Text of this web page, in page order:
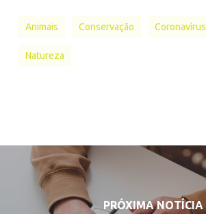
Animais Conservação Coronavírus
Natureza
PRÓXIMA NOTÍCIA